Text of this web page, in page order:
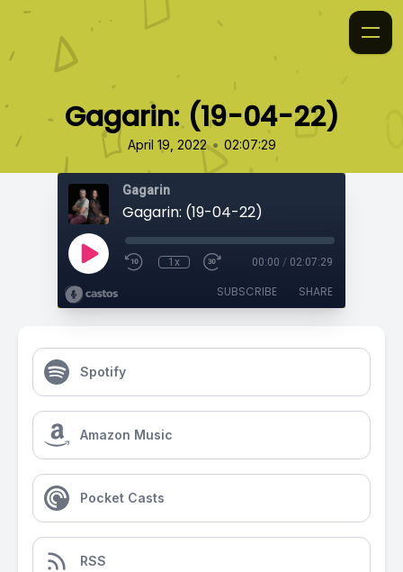
Gagarin: (19-04-22)
April 19, 2022 • 02:07:29
Gagarin
Gagarin: (19-04-22)
1x 00:00 / 02:07:29
SUBSCRIBE SHARE
Spotify
Amazon Music
Pocket Casts
RSS